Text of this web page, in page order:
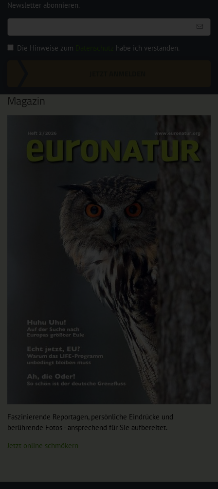
Newsletter abonnieren.
Die Hinweise zum habe ich verstanden.
Magazin
Faszinierende Reportagen, persönliche Eindrücke und
berührende Fotos - ansprechend für Sie aufbereitet.
Jetzt online schmökern